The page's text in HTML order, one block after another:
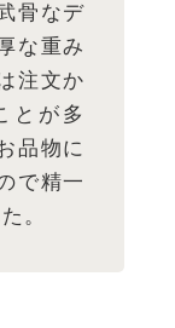
骨なデ
な重み
注文か
とが多
品物に
で精一
。